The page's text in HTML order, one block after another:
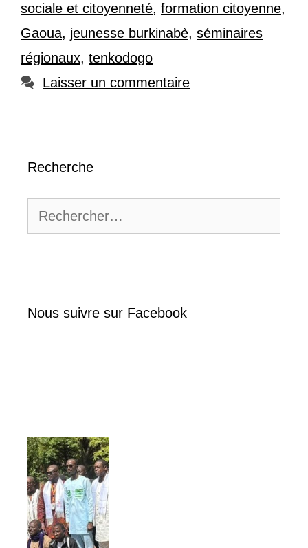
sociale et citoyenneté, formation citoyenne,
Gaoua, jeunesse burkinabè, séminaires
régionaux, tenkodogo
Laisser un commentaire
Recherche
Nous suivre sur Facebook